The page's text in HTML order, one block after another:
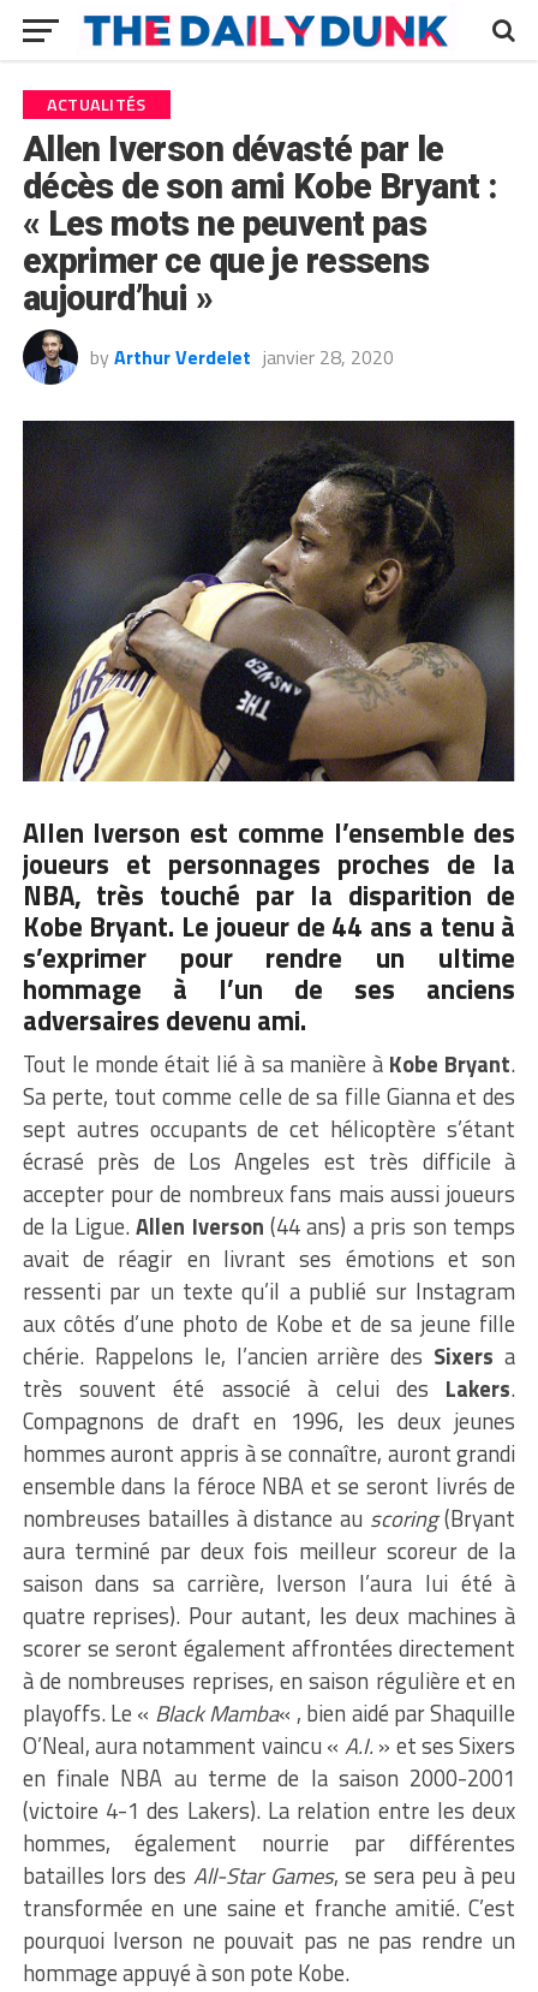
ACTUALITÉS
Allen Iverson dévasté par le
décès de son ami Kobe Bryant :
« Les mots ne peuvent pas
exprimer ce que je ressens
aujourd’hui »
by Arthur Verdelet janvier 28, 2020
Allen Iverson est comme l’ensemble des
joueurs et personnages proches de la
NBA, très touché par la disparition de
Kobe Bryant. Le joueur de 44 ans a tenu à
s’exprimer pour rendre un ultime
hommage à l’un de ses anciens
adversaires devenu ami.
Tout le monde était lié à sa manière à Kobe Bryant.
Sa perte, tout comme celle de sa fille Gianna et des
sept autres occupants de cet hélicoptère s’étant
écrasé près de Los Angeles est très difficile à
accepter pour de nombreux fans mais aussi joueurs
de la Ligue.Allen Iverson (44 ans) a pris son temps
avait de réagir en livrant ses émotions et son
ressenti par un texte qu’il a publié sur Instagram
aux côtés d’une photo de Kobe et de sa jeune fille
chérie. Rappelons le, l’ancien arrière des Sixers a
très souvent été associé à celui des Lakers.
Compagnons de draft en 1996, les deux jeunes
hommes auront appris à se connaître, auront grandi
ensemble dans la féroce NBA et se seront livrés de
nombreuses batailles à distance au scoring(Bryant
aura terminé par deux fois meilleur scoreur de la
saison dans sa carrière, Iverson l’aura lui été à
quatre reprises). Pour autant, les deux machines à
scorer se seront également affrontées directement
à de nombreuses reprises, en saison régulière et en
playoffs. Le « Black Mamba« , bien aidé par Shaquille
O’Neal, aura notamment vaincu « A.I. » et ses Sixers
en finale NBA au terme de la saison 2000-2001
(victoire 4-1 des Lakers). La relation entre les deux
hommes, également nourrie par différentes
batailles lors des All-Star Games, se sera peu à peu
transformée en une saine et franche amitié. C’est
pourquoi Iverson ne pouvait pas ne pas rendre un
hommage appuyé à son pote Kobe.